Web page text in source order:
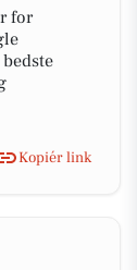
for
Kopiér link